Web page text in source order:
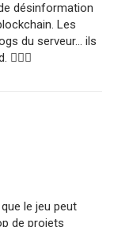
désinformation
Les
du serveur... ils
🕵️‍♂️💥
le jeu peut
de projets